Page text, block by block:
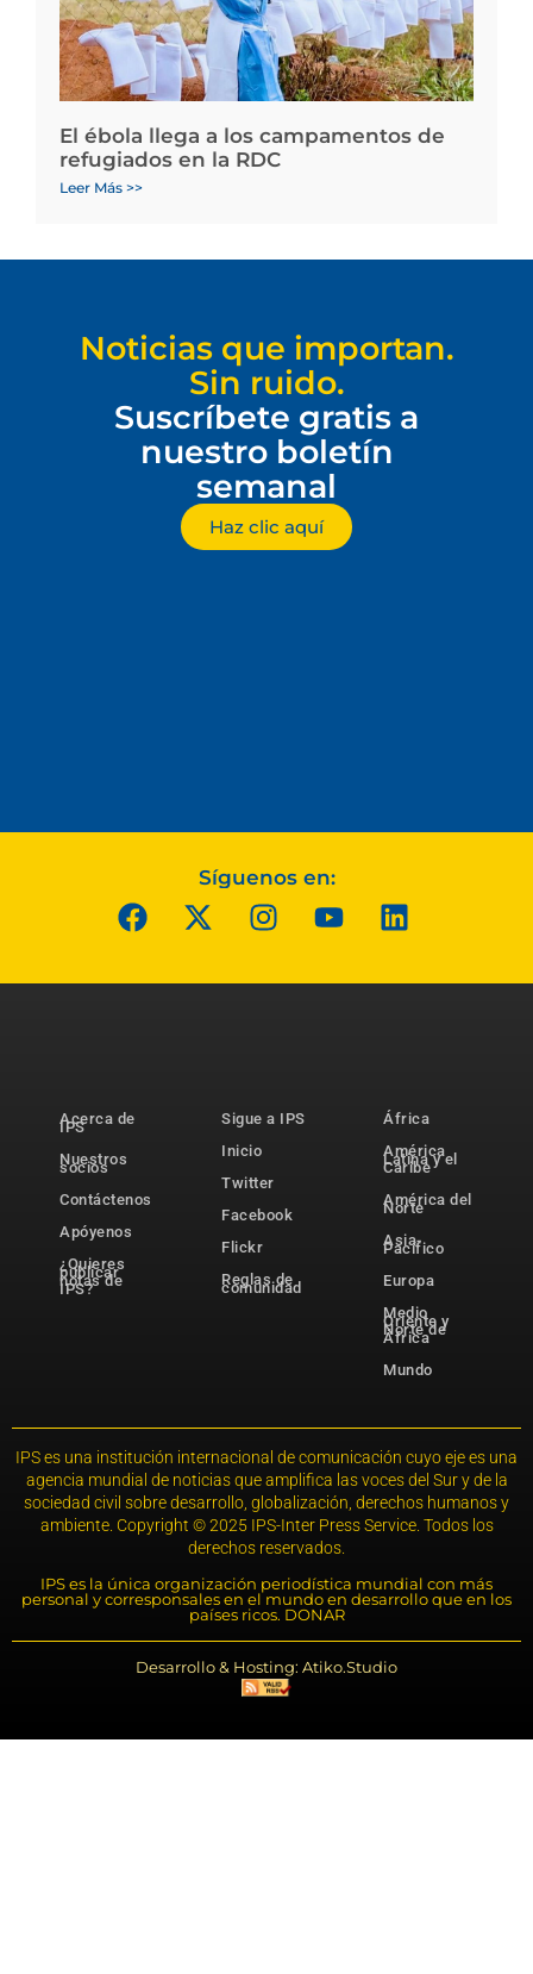
El ébola llega a los campamentos de
refugiados en la RDC
Leer Más >>
Noticias que importan.
Sin ruido.
Suscríbete gratis a
nuestro boletín
semanal
Haz clic aquí
Síguenos en:
Acerca de
IPS
Nuestros
socios
Contáctenos
Apóyenos
¿Quieres
publicar
notas de
IPS?
Sigue a IPS
Inicio
Twitter
Facebook
Flickr
Reglas de
comunidad
África
América
Latina y el
Caribe
América del
Norte
Asia-
Pacífico
Europa
Medio
Oriente y
Norte de
África
Mundo
IPS es una institución internacional de comunicación cuyo eje es una
agencia mundial de noticias que amplifica las voces del Sur y de la
sociedad civil sobre desarrollo, globalización, derechos humanos y
ambiente. Copyright © 2025 IPS-Inter Press Service. Todos los
derechos reservados.
IPS es la única organización periodística mundial con más
personal y corresponsales en el mundo en desarrollo que en los
países ricos. DONAR
Desarrollo & Hosting: Atiko.Studio